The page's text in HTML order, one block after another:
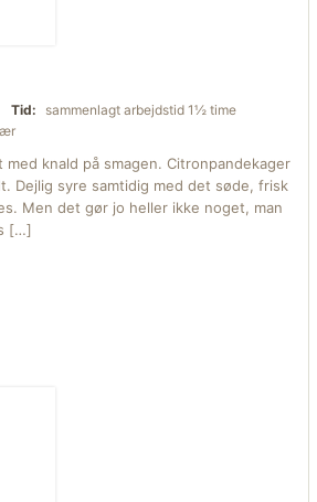
Tid:
sammenlagt arbejdstid 1½ time
knald på smagen. Citronpandekager
Dejlig syre samtidig med det søde, frisk
Men det gør jo heller ikke noget, man
[…]